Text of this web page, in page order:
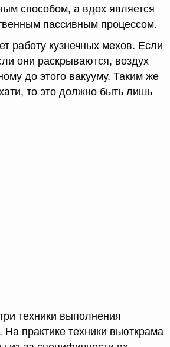
способом, а вдох является
пассивным процессом.
работу кузнечных мехов. Если
они раскрываются, воздух
до этого вакууму. Таким же
то это должно быть лишь
техники выполнения
практике техники вьюткрама